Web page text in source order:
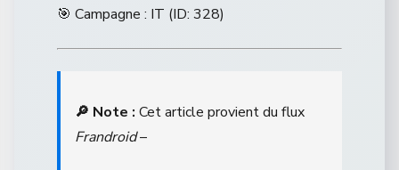
🎯 Campagne : IT (ID: 328)
🔎 Note : Cet article provient du flux
Frandroid–